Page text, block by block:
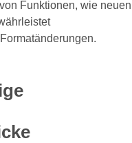
Funktionen, wie neuen